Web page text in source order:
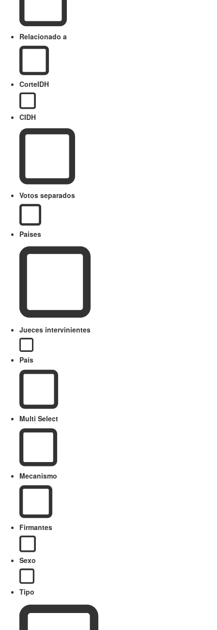
Relacionado a
CorteIDH
CIDH
Votos separados
Paises
Jueces intervinientes
País
Multi Select
Mecanismo
Firmantes
Sexo
Tipo